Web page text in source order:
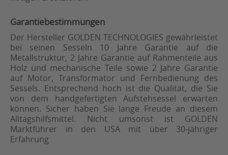
Garantiebestimmungen
Der Hersteller GOLDEN TECHNOLOGIES gewährleistet
bei seinen Sesseln 10 Jahre Garantie auf die
Metallstruktur, 2 Jahre Garantie auf Rahmenteile aus
Holz und mechanische Teile sowie 2 Jahre Garantie
auf Motor, Transformator und Fernbedienung des
Sessels. Entsprechend hoch ist die Qualität, die Sie
von dem handgefertigten Aufstehsessel erwarten
können. Sicher haben Sie lange Freude an diesem
Alltagshilfsmittel. Nicht umsonst ist GOLDEN
Marktführer in den USA mit über 30-jähriger
Erfahrung